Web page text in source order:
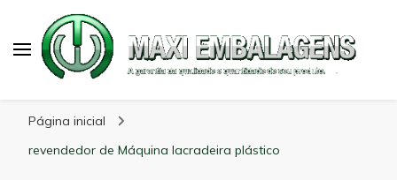
Página inicial
revendedor de Máquina lacradeira plástico